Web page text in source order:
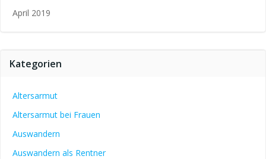
April 2019
Kategorien
Altersarmut
Altersarmut bei Frauen
Auswandern
Auswandern als Rentner